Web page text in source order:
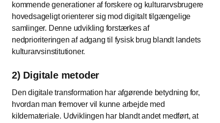
kommende generationer af forskere og kulturarvsbrugere
hovedsageligt orienterer sig mod digitalt tilgængelige
samlinger. Denne udvikling forstærkes af
nedprioriteringen af adgang til fysisk brug blandt landets
kulturarvsinstitutioner.
2) Digitale metoder
Den digitale transformation har afgørende betydning for,
hvordan man fremover vil kunne arbejde med
kildemateriale. Udviklingen har blandt andet medført, at